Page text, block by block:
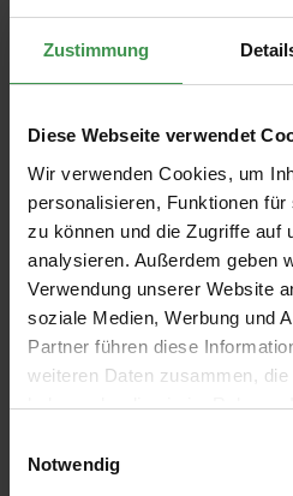
Zustimmung
Diese Webseite verwendet
Wir verwenden Cookies, um
personalisieren, Funktionen
zu können und die Zugriffe auf
analysieren. Außerdem geben
Verwendung unserer Website
soziale Medien, Werbung und
Partner führen diese
weiteren Daten zusammen,
haben oder die sie im Rahmen
Notwendig
Produktgalerie überspringen
Kleisterroller
6,97 €